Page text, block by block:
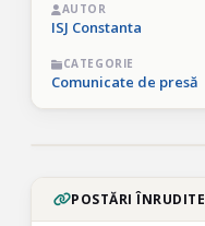
AUTOR
ISJ Constanta
CATEGORIE
Comunicate de presă
POSTĂRI ÎNRUDITE